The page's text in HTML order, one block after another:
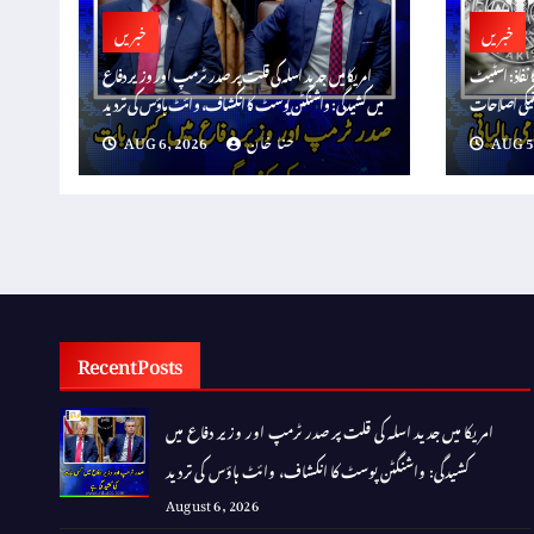
خبریں
امریکا میں جدید اسلہ کی قلت پر صدر ٹرمپ اور وزیر دفاع
میں کشیدگی: واشنگٹن پوسٹ کا انکشاف، وائٹ ہاؤس کی تردید
AUG 6, 2026
حنا خان
خبریں
نفاذ: اسٹیٹ
AUG
Recent Posts
امریکا میں جدید اسلہ کی قلت پر صدر ٹرمپ اور وزیر دفاع میں
کشیدگی: واشنگٹن پوسٹ کا انکشاف، وائٹ ہاؤس کی تردید
August 6, 2026